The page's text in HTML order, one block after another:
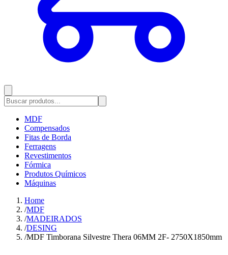
MDF
Compensados
Fitas de Borda
Ferragens
Revestimentos
Fórmica
Produtos Químicos
Máquinas
Home
/MDF
/MADEIRADOS
/DESING
/MDF Timborana Silvestre Thera 06MM 2F- 2750X1850mm